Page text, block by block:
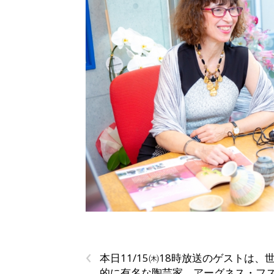
‹
本日11/15㈭18時放送のゲストは、